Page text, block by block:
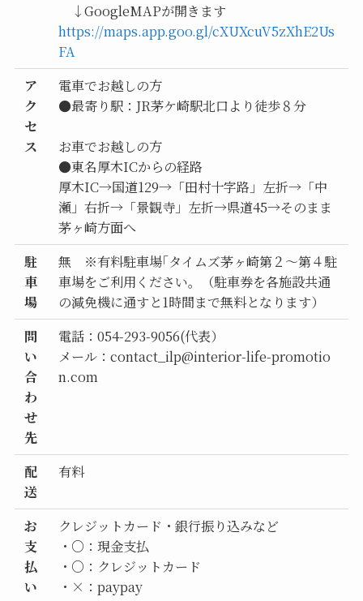
↓GoogleMAPが開きます
https://maps.app.goo.gl/cXUXcuV5zXhE2Us
FA
ア
ク
セ
ス
電車でお越しの方
●最寄り駅：JR茅ケ崎駅北口より徒歩８分
お車でお越しの方
●東名厚木ICからの経路
厚木IC→国道129→「田村十字路」左折→「中
瀬」右折→「景観寺」左折→県道45→そのまま
茅ヶ崎方面へ
駐
車
場
無 ※有料駐車場｢タイムズ茅ヶ崎第２～第４駐
車場をご利用ください。（駐車券を各施設共通
の減免機に通すと1時間まで無料となります）
問
い
合
わ
せ
先
電話：054-293-9056(代表）
メール：contact_ilp@interior-life-promotio
n.com
配
送
有料
お
支
払
い
クレジットカード・銀行振り込みなど
・○：現金支払
・○：クレジットカード
・×：paypay